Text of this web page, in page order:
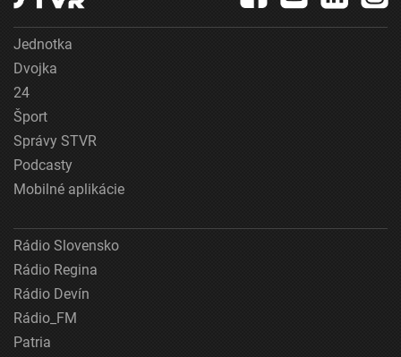
Jednotka
Dvojka
24
Šport
Správy STVR
Podcasty
Mobilné aplikácie
Rádio Slovensko
Rádio Regina
Rádio Devín
Rádio_FM
Patria